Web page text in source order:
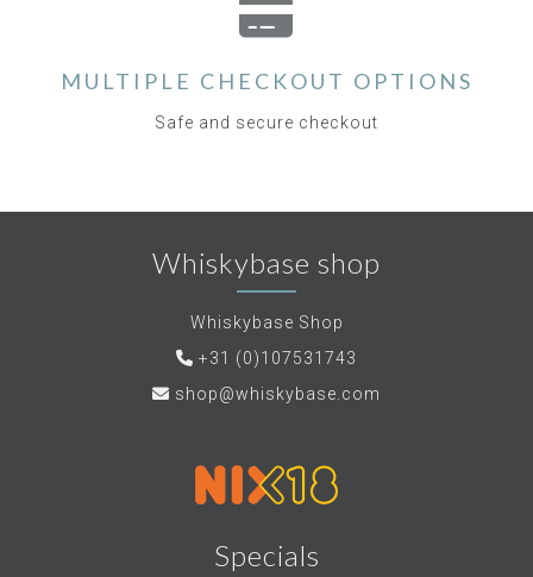
MULTIPLE CHECKOUT OPTIONS
Safe and secure checkout
Whiskybase shop
Whiskybase Shop
+31 (0)107531743
shop@whiskybase.com
Specials